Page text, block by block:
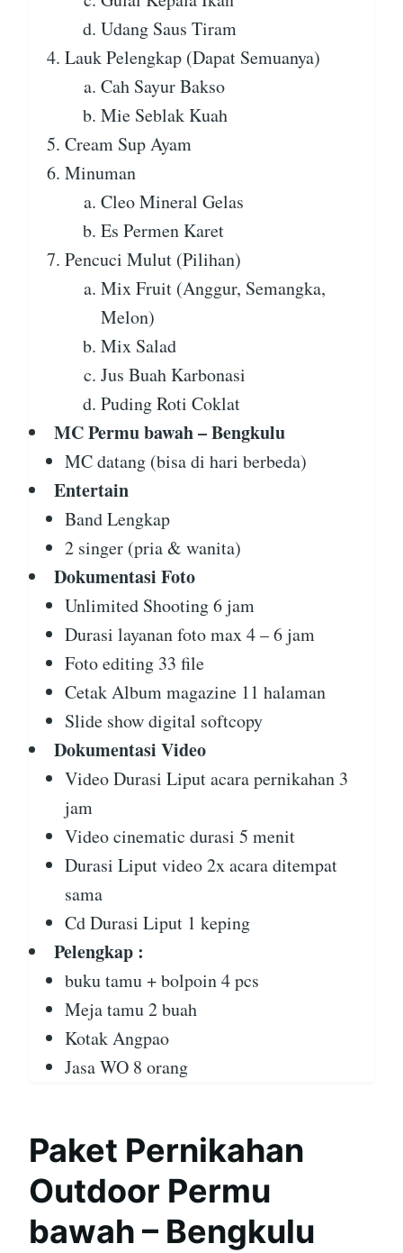
Udang Saus Tiram
Lauk Pelengkap (Dapat Semuanya)
Cah Sayur Bakso
Mie Seblak Kuah
Cream Sup Ayam
Minuman
Cleo Mineral Gelas
Es Permen Karet
Pencuci Mulut (Pilihan)
Mix Fruit (Anggur, Semangka,
Melon)
Mix Salad
Jus Buah Karbonasi
Puding Roti Coklat
MC Permu bawah – Bengkulu
MC datang (bisa di hari berbeda)
Entertain
Band Lengkap
2 singer (pria & wanita)
Dokumentasi Foto
Unlimited Shooting 6 jam
Durasi layanan foto max 4 – 6 jam
Foto editing 33 file
Cetak Album magazine 11 halaman
Slide show digital softcopy
Dokumentasi Video
Video Durasi Liput acara pernikahan 3
jam
Video cinematic durasi 5 menit
Durasi Liput video 2x acara ditempat
sama
Cd Durasi Liput 1 keping
Pelengkap :
buku tamu + bolpoin 4 pcs
Meja tamu 2 buah
Kotak Angpao
Jasa WO 8 orang
Paket Pernikahan
Outdoor Permu
bawah – Bengkulu